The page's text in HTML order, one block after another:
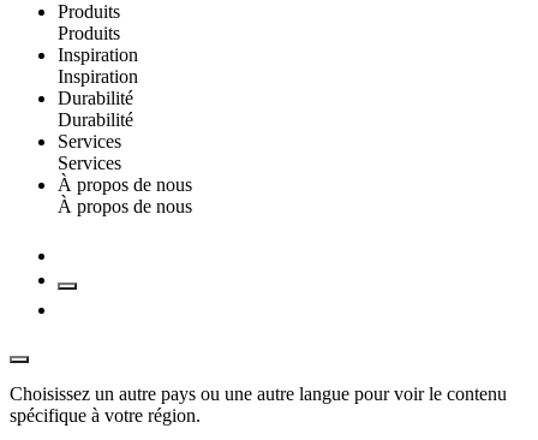
Produits
Produits
Inspiration
Inspiration
Durabilité
Durabilité
Services
Services
À propos de nous
À propos de nous
Choisissez un autre pays ou une autre langue pour voir le contenu
spécifique à votre région.